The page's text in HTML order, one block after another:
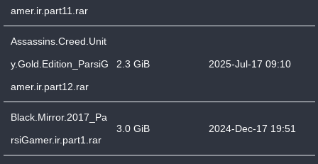
amer.ir.part11.rar
Assassins.Creed.Unit
y.Gold.Edition_ParsiG
amer.ir.part12.rar
2.3 GiB 2025-Jul-17 09:10
Black.Mirror.2017_Pa
rsiGamer.ir.part1.rar
3.0 GiB 2024-Dec-17 19:51